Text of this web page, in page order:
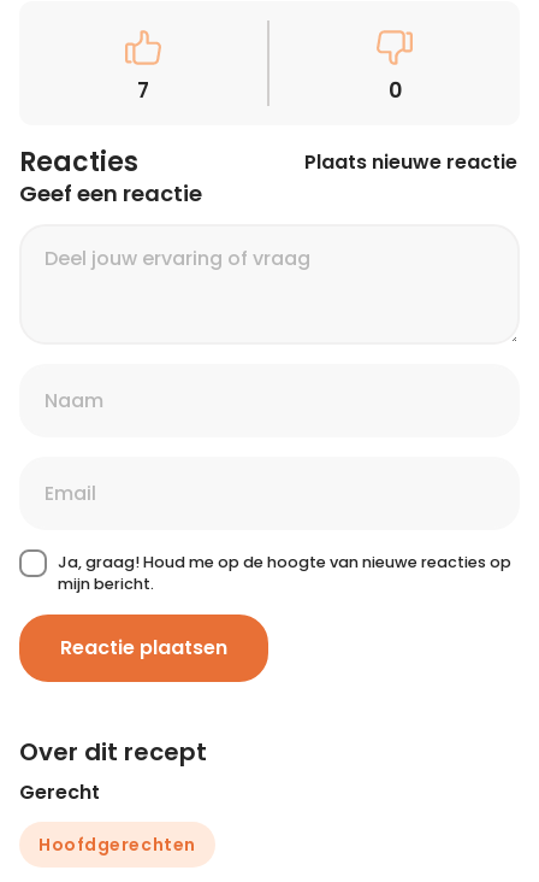
7 0
Reacties Plaats nieuwe reactie
Geef een reactie
Ja, graag! Houd me op de hoogte van nieuwe reacties op
mijn bericht.
Reactie plaatsen
Over dit recept
Gerecht
Hoofdgerechten